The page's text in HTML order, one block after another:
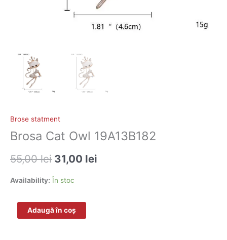
Brose statment
Brosa Cat Owl 19A13B182
55,00lei 31,00 lei
Availability: În stoc
Adaugă în coș